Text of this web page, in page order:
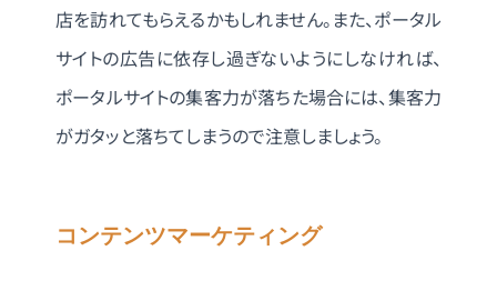
店を訪れてもらえるかもしれません。また、ポータル
サイトの広告に依存し過ぎないようにしなければ、
ポータルサイトの集客力が落ちた場合には、集客力
がガタッと落ちてしまうので注意しましょう。
コンテンツマーケティング